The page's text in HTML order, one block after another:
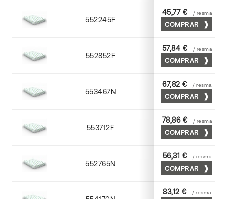
552245F 45 x 64
45,77 € / resma
COMPRAR
552852F 52 x 70
57,84 € / resma
COMPRAR
553467N 65 x 90
67,82 € / resma
COMPRAR
553712F 72 x 102
78,86 € / resma
COMPRAR
552765N 65 x 90
56,31 € / resma
COMPRAR
83,12 € / resma